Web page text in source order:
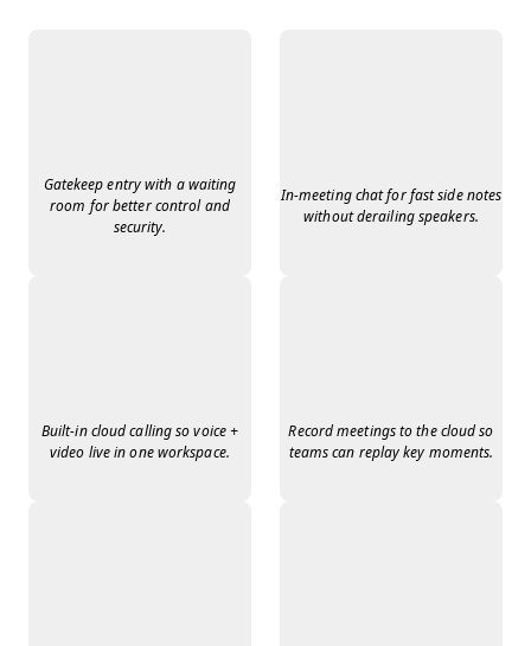
Gatekeep entry with a waiting
room for better control and
security.
In-meeting chat for fast side notes
without derailing speakers.
Built-in cloud calling so voice +
video live in one workspace.
Record meetings to the cloud so
teams can replay key moments.